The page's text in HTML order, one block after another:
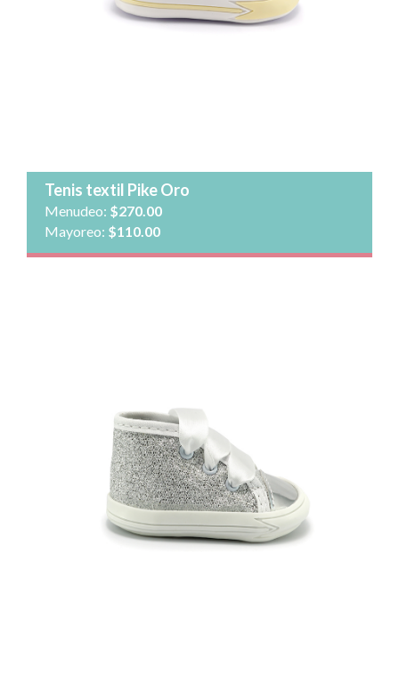
Tenis textil Pike Oro
Menudeo: $270.00
Mayoreo: $110.00
Cantidad:
Talla:
Cantidad: